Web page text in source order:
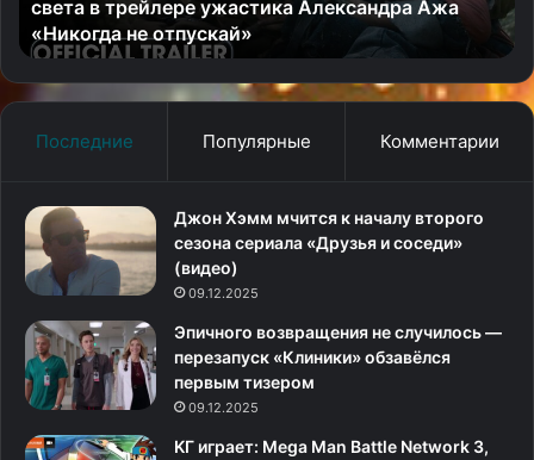
свежем
трейлере
сиквела
Матёрый Джерард Батлер продолжает «Охоту
на воров» в свежем трейлере сиквела
Последние Популярные Комментарии
Джон Хэмм мчится к началу второго
сезона сериала «Друзья и соседи»
(видео)
09.12.2025
Эпичного возвращения не случилось —
перезапуск «Клиники» обзавёлся
первым тизером
09.12.2025
KГ игpaeт: Mega Man Battle Network 3,